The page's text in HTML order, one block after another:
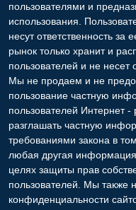
пользователями и
использования.
несут ответственность
рынок только хранит и
пользователей и не несет
Мы не продаем и не
пользование частную
пользователей Интернет
разглашать частную
требованиями закона в
любая другая
целях защиты прав
пользователей. Мы также
конфиденциальности